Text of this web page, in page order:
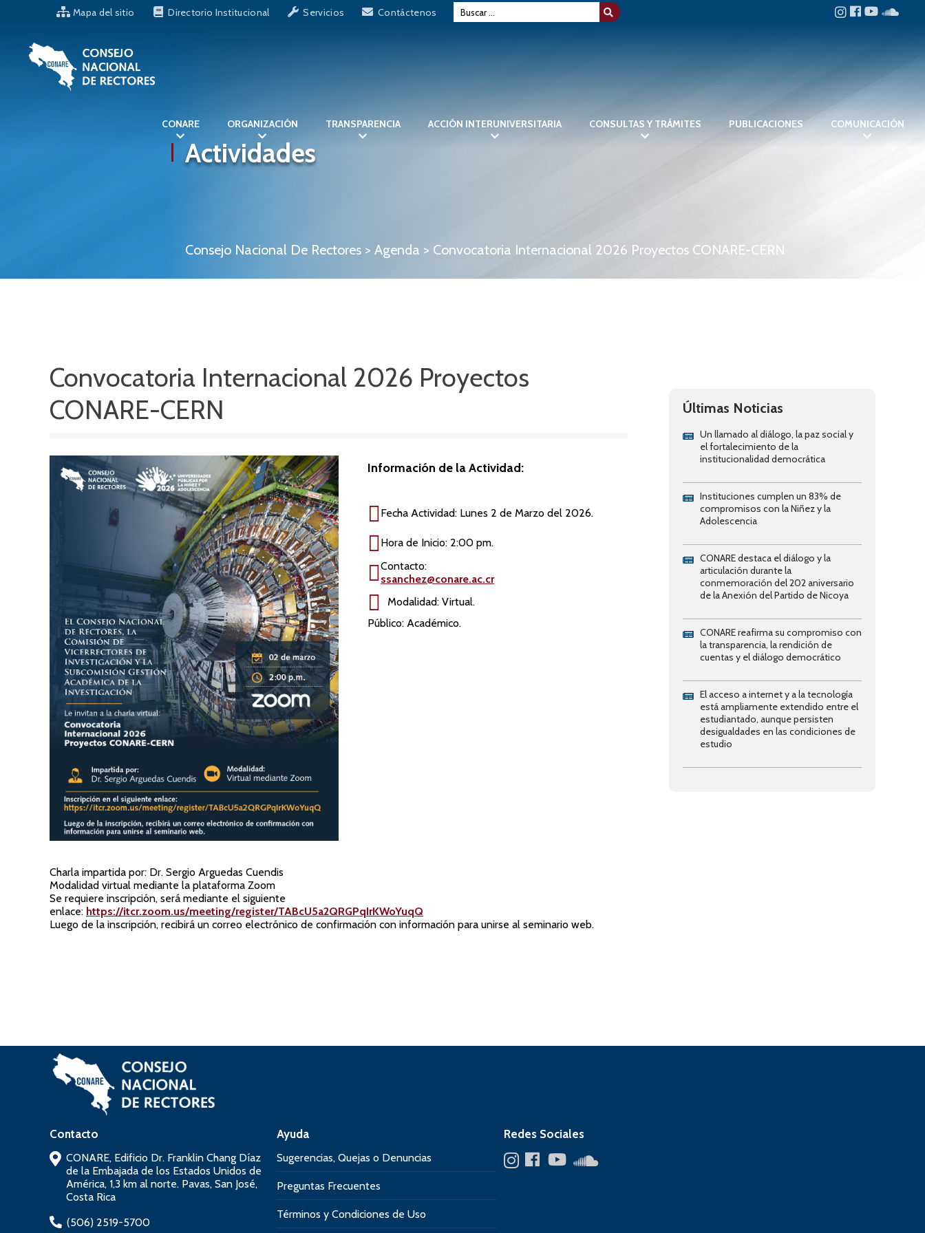
Mapa del sitio Directorio Institucional Servicios Contáctenos
CONARE ORGANIZACIÓN TRANSPARENCIA ACCIÓN INTERUNIVERSITARIA CONSULTAS Y TRÁMITES PUBLICACIONES COMUNICACIÓN
Actividades
Consejo Nacional De Rectores> Agenda > Convocatoria Internacional 2026 Proyectos CONARE-CERN
Convocatoria Internacional 2026 Proyectos
CONARE-CERN
Información de la Actividad:
Fecha Actividad: Lunes 2 de Marzo del 2026.
Hora de Inicio: 2:00 pm.
Contacto:
ssanchez@conare.ac.cr
Modalidad: Virtual.
Público: Académico.
Charla impartida por: Dr. Sergio Arguedas Cuendis
Modalidad virtual mediante la plataforma Zoom
Se requiere inscripción, será mediante el siguiente
enlace: https://itcr.zoom.us/meeting/register/TABcU5a2QRGPqIrKWoYuqQ
Luego de la inscripción, recibirá un correo electrónico de confirmación con información para unirse al seminario web.
Últimas Noticias
Un llamado al diálogo, la paz social y
el fortalecimiento de la
institucionalidad democrática
Instituciones cumplen un 83% de
compromisos con la Niñez y la
Adolescencia
CONARE destaca el diálogo y la
articulación durante la
conmemoración del 202 aniversario
de la Anexión del Partido de Nicoya
CONARE reafirma su compromiso con
la transparencia, la rendición de
cuentas y el diálogo democrático
El acceso a internet y a la tecnología
está ampliamente extendido entre el
estudiantado, aunque persisten
desigualdades en las condiciones de
estudio
Contacto
CONARE, Edificio Dr. Franklin Chang Díaz
de la Embajada de los Estados Unidos de
América, 1,3 km al norte. Pavas, San José,
Costa Rica
(506) 2519-5700
Ayuda
Sugerencias, Quejas o Denuncias
Preguntas Frecuentes
Términos y Condiciones de Uso
Redes Sociales
ORGANIZACIÓN
TRANSPARENCIA